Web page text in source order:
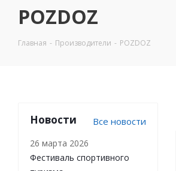
POZDOZ
Главная - Производители - POZDOZ
Новости Все новости
26 марта 2026
Фестиваль спортивного
Велосипеды
Запчасти для велосипедов
садовой тачки
Аксессуары
Электро - вело / самокаты